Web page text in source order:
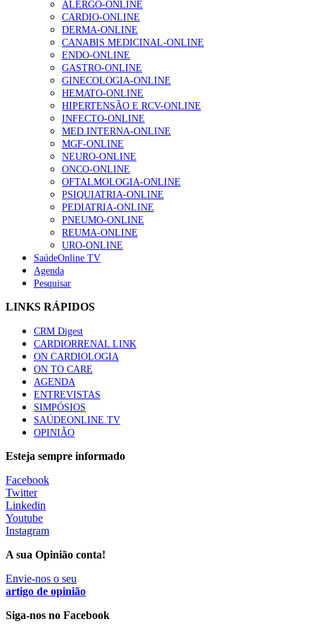
202 visualizações
Alguns milhares de utentes podem ficar sem médico de
família com nova regras do registo, alerta associação
175 visualizações
Quase quatro em cada dez doentes com enfarte
apresentavam níveis elevados de Lp(a), revela estudo
86 visualizações
“Os programas de rastreio do cancro do pulmão são
custo-efetivos e representam um investimento
sustentável para os sistemas de saúde”
66 visualizações
mama triplo negativo metastático em doentes não
61 visualizações
Especialistas defendem mais potássio na alimentação
para ajudar a controlar a hipertensão
57 visualizações
Mais de 400 utentes beneficiaram de comparticipação reforçada
para tratamentos de infertilidade na Madeira
6 Ago, 2026
parentalidade aos médicos
ALERGO-ONLINE
CARDIO-ONLINE
DERMA-ONLINE
CANABIS MEDICINAL-ONLINE
ENDO-ONLINE
GASTRO-ONLINE
GINECOLOGIA-ONLINE
HEMATO-ONLINE
HIPERTENSÃO E RCV-ONLINE
INFECTO-ONLINE
MED.INTERNA-ONLINE
MGF-ONLINE
NEURO-ONLINE
ONCO-ONLINE
OFTALMOLOGIA-ONLINE
PSIQUIATRIA-ONLINE
PEDIATRIA-ONLINE
PNEUMO-ONLINE
REUMA-ONLINE
URO-ONLINE
SaúdeOnline TV
Agenda
Pesquisar
LINKS RÁPIDOS
CRM Digest
CARDIORRENAL LINK
ON CARDIOLOGIA
ON TO CARE
AGENDA
ENTREVISTAS
SIMPÓSIOS
SAÚDEONLINE.TV
OPINIÃO
Esteja sempre informado
Facebook
Twitter
Linkedin
Youtube
Instagram
A sua Opinião conta!
Envie-nos o seu
artigo de opinião
Siga-nos no Facebook